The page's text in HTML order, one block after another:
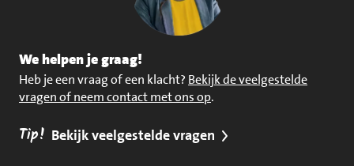
We helpen je graag!
Heb je een vraag of een klacht? Bekijk de veelgestelde
vragen of neem contact met ons op.
Tip! Bekijk veelgestelde vragen